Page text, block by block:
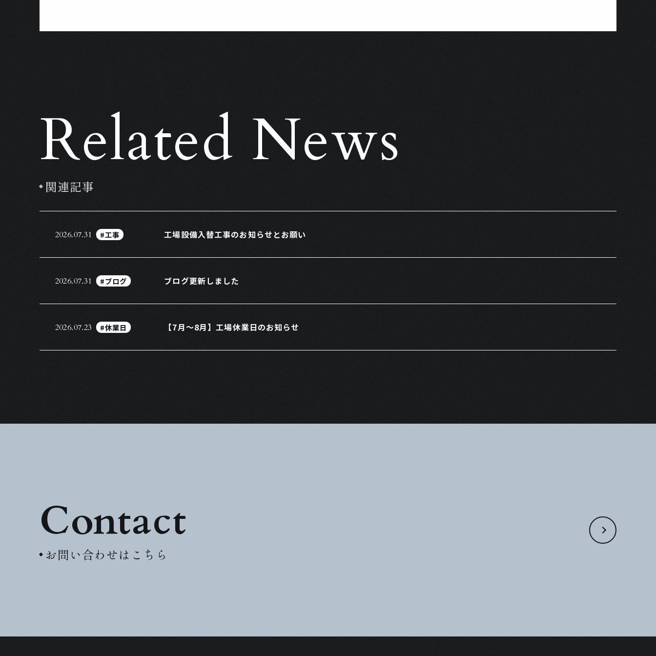
Related News
関連記事
2026.07.31 #工事 工場設備入替工事のお知らせとお願い
2026.07.31 #ブログ ブログ更新しました
2026.07.23 #休業日 【7月～8月】工場休業日のお知らせ
Contact
お問い合わせはこちら